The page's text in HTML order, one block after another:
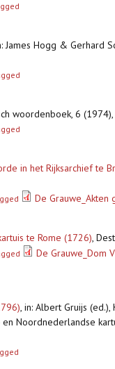
James Hogg & Gerhard
woordenboek, 6
in het Rijksarchief te
De Grauwe_Akten
te Rome (1726),
De Grauwe_Dom
, in: Albert Gruijs
Noordnederlandse